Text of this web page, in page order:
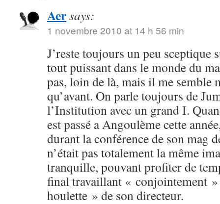
Aersays:
1 novembre 2010 at 14 h 56 min
J’reste toujours un peu sceptique
tout puissant dans le monde du
pas, loin de là, mais il me semble
qu’avant. On parle toujours de
l’Institution avec un grand I.
est passé a Angoulème cette
durant la conférence de son mag
n’était pas totalement la même
tranquille, pouvant profiter de
final travaillant « conjointement
houlette » de son directeur.